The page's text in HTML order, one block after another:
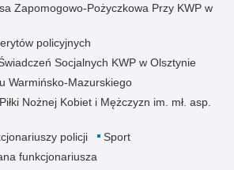
Zapomogowo-Pożyczkowa Przy KWP w
policyjnych
Socjalnych KWP w Olsztynie
Warmińsko-Mazurskiego
Nożnej Kobiet i Mężczyzn im. mł. asp.
policji
Sport
funkcjonariusza